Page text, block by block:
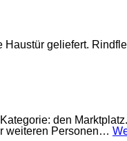
geliefert.
den
weiteren Personen…